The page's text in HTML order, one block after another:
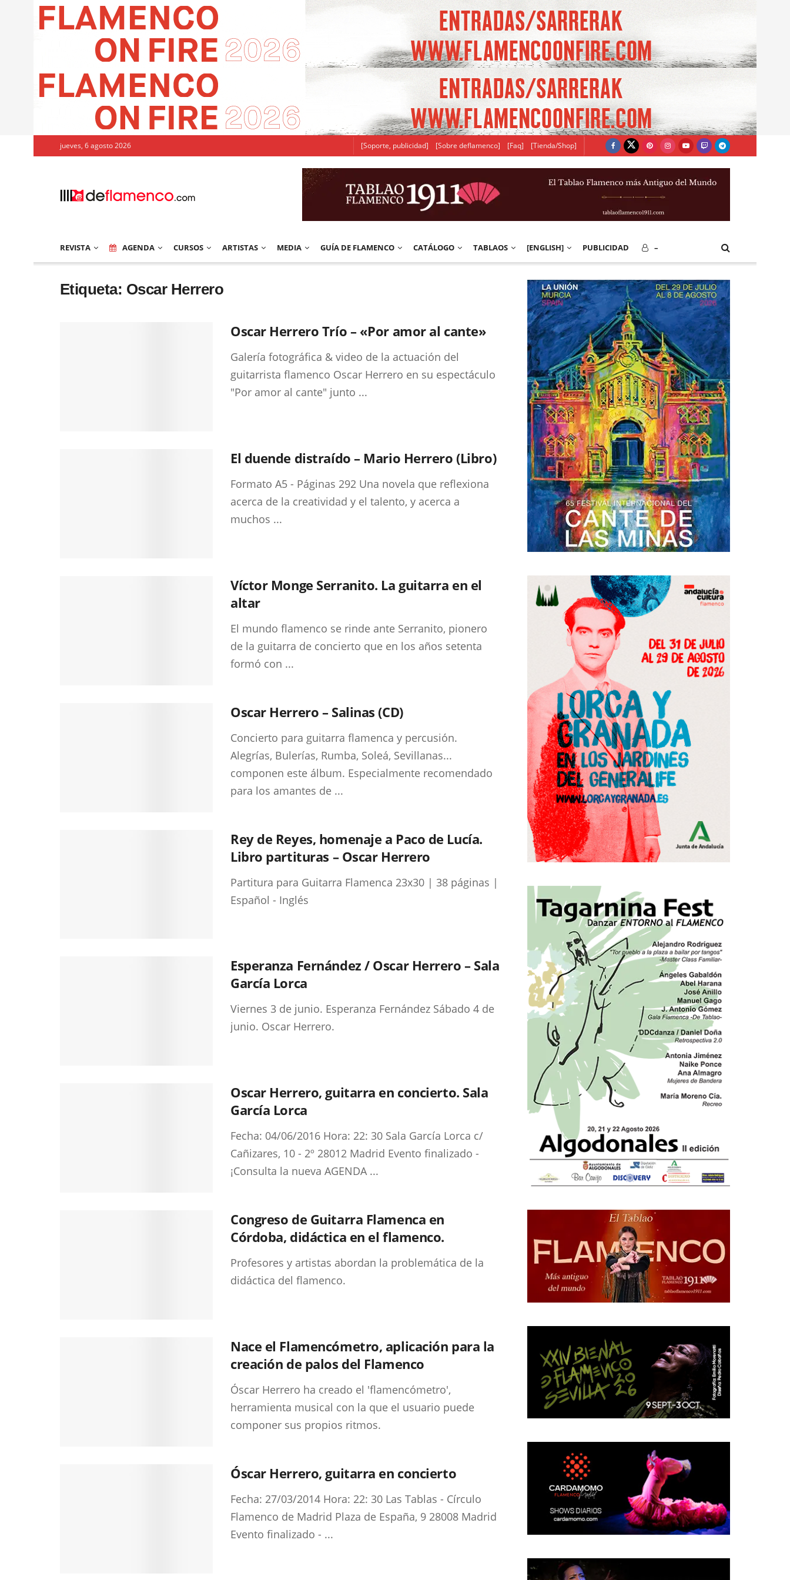
jueves, 6 agosto 2026 [Soporte, publicidad] [Sobre deflamenco] [Faq] [Tienda/Shop]
REVISTA AGENDA CURSOS ARTISTAS MEDIA GUÍA DE FLAMENCO CATÁLOGO TABLAOS [ENGLISH] PUBLICIDAD –
Etiqueta: Oscar Herrero
Oscar Herrero Trío – «Por amor al cante»
Galería fotográfica & video de la actuación del
guitarrista flamenco Oscar Herrero en su espectáculo
"Por amor al cante" junto ...
El duende distraído – Mario Herrero (Libro)
Formato A5 - Páginas 292 Una novela que reflexiona
acerca de la creatividad y el talento, y acerca a
muchos ...
Víctor Monge Serranito. La guitarra en el
altar
El mundo flamenco se rinde ante Serranito, pionero
de la guitarra de concierto que en los años setenta
formó con ...
Oscar Herrero – Salinas (CD)
Concierto para guitarra flamenca y percusión.
Alegrías, Bulerías, Rumba, Soleá, Sevillanas...
componen este álbum. Especialmente recomendado
para los amantes de ...
Rey de Reyes, homenaje a Paco de Lucía.
Libro partituras – Oscar Herrero
Partitura para Guitarra Flamenca 23x30 | 38 páginas |
Español - Inglés
Esperanza Fernández / Oscar Herrero – Sala
García Lorca
Viernes 3 de junio. Esperanza Fernández Sábado 4 de
junio. Oscar Herrero.
Oscar Herrero, guitarra en concierto. Sala
García Lorca
Fecha: 04/06/2016 Hora: 22: 30 Sala García Lorca c/
Cañizares, 10 - 2º 28012 Madrid Evento finalizado -
¡Consulta la nueva AGENDA ...
Congreso de Guitarra Flamenca en
Córdoba, didáctica en el flamenco.
Profesores y artistas abordan la problemática de la
didáctica del flamenco.
Nace el Flamencómetro, aplicación para la
creación de palos del Flamenco
Óscar Herrero ha creado el 'flamencómetro',
herramienta musical con la que el usuario puede
componer sus propios ritmos.
Óscar Herrero, guitarra en concierto
Fecha: 27/03/2014 Hora: 22: 30 Las Tablas - Círculo
Flamenco de Madrid Plaza de España, 9 28008 Madrid
Evento finalizado - ...